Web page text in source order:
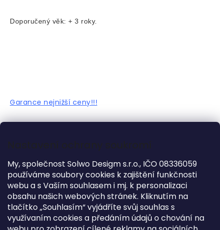
Nastavení ochrany soukromí
My, společnost Solwo Desigm s.r.o., IČO 08336059
používáme soubory cookies k zajištění funkčnosti
webu a s Vaším souhlasem i mj. k personalizaci
obsahu našich webových stránek. Kliknutím na
tlačítko „Souhlasím“ vyjádříte svůj souhlas s
využívaním cookies a předáním údajů o chování na
Doporučený věk: + 3 roky.
Garance nejnižší ceny!!!
Kategorie:
Jednolůžka
Záruka:
2 roky
Hmotnost:
36 kg
? Kolekce:
White
Výška
66,5 cm
Délka : 210 cm